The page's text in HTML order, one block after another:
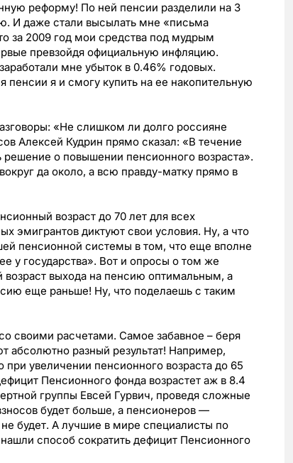
реформу! По ней пенсии разделили на 3
И даже стали высылать мне «письма
за 2009 год мои средства под мудрым
превзойдя официальную инфляцию.
мне убыток в 0.46% годовых.
я и смогу купить на ее накопительную
«Не слишком ли долго россияне
Алексей Кудрин прямо сказал: «В течение
о повышении пенсионного возраста».
да около, а всю правду-матку прямо в
возраст до 70 лет для всех
эмигрантов диктуют свои условия. Ну, а что
пенсионной системы в том, что еще вполне
у государства». Вот и опросы о том же
возраст выхода на пенсию оптимальным, а
еще раньше! Ну, что поделаешь с таким
своими расчетами. Самое забавное – беря
абсолютно разный результат! Например,
при увеличении пенсионного возраста до 65
Пенсионного фонда возрастет аж в 8.4
группы Евсей Гурвич, проведя сложные
будет больше, а пенсионеров —
будет. А лучшие в мире специалисты по
способ сократить дефицит Пенсионного